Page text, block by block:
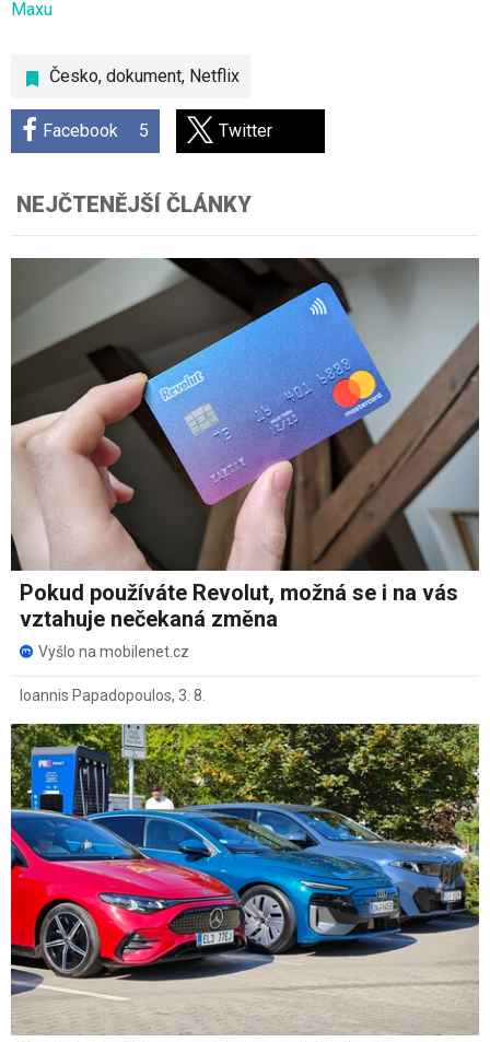
Česko, dokument, Netflix
Facebook 5 Twitter
Maxu
NEJČTENĚJŠÍ ČLÁNKY
Pokud používáte Revolut, možná se i na vás
vztahuje nečekaná změna
Vyšlo na mobilenet.cz
Ioannis Papadopoulos, 3. 8.